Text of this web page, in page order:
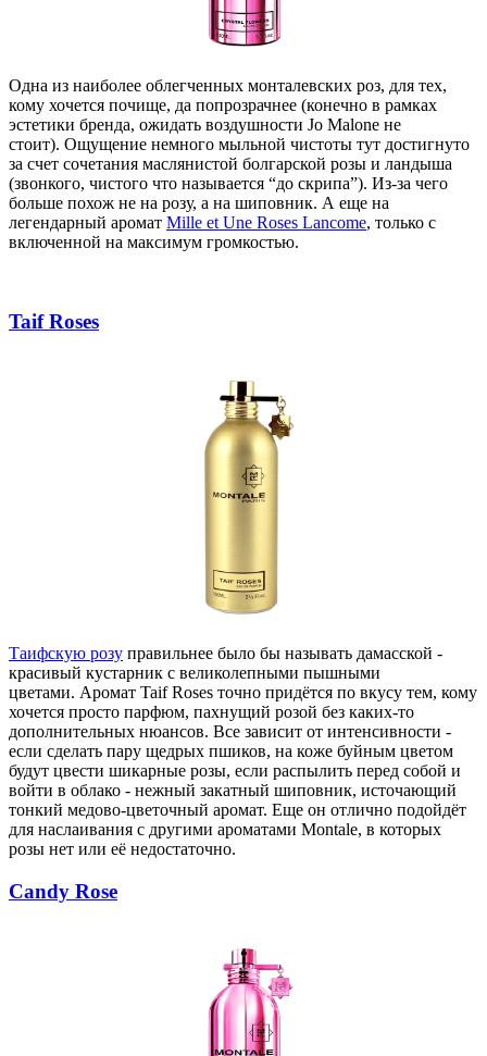
Одна из наиболее облегченных монталевских роз, для тех,
кому хочется почище, да попрозрачнее (конечно в рамках
эстетики бренда, ожидать воздушности Jo Malone не
стоит). Ощущение немного мыльной чистоты тут достигнуто
за счет сочетания маслянистой болгарской розы и ландыша
(звонкого, чистого что называется “до скрипа”). Из-за чего
больше похож не на розу, а на шиповник. А еще на
легендарный аромат Mille et Une Roses Lancome, только с
включенной на максимум громкостью.
Taif Roses
Таифскую розу правильнее было бы называть дамасской -
красивый кустарник с великолепными пышными
цветами. Аромат Taif Roses точно придётся по вкусу тем, кому
хочется просто парфюм, пахнущий розой без каких-то
дополнительных нюансов. Все зависит от интенсивности -
если сделать пару щедрых пшиков, на коже буйным цветом
будут цвести шикарные розы, если распылить перед собой и
войти в облако - нежный закатный шиповник, источающий
тонкий медово-цветочный аромат. Еще он отлично подойдёт
для наслаивания с другими ароматами Montale, в которых
розы нет или её недостаточно.
Candy Rose